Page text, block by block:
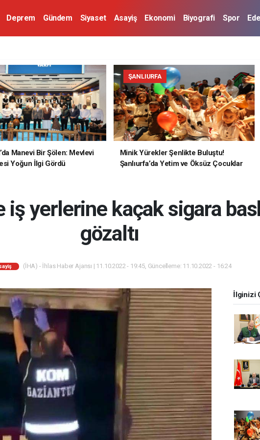
Deprem Gündem Siyaset Asayiş Ekonomi Biyografi Spor
Manevi Bir Şölen: Mevlevi
Yoğun İlgi Gördü
ŞANLIURFA
Minik Yürekler Şenlikte Buluştu!
Şanlıurfa’da Yetim ve Öksüz Çocuklar
iş yerlerine kaçak sigara
gözaltı
(İHA) - İhlas Haber Ajansı | 11.10.2022 - 19:45, Güncelleme: 11.10.2022 - 16:24
İlginizi